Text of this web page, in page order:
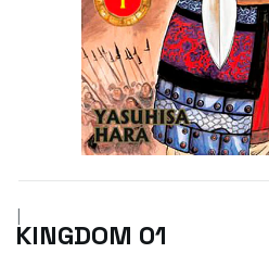
|
KINGDOM 01